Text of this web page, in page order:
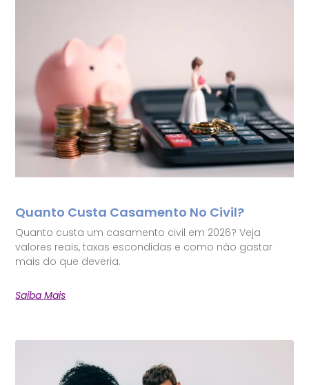
Quanto Custa Casamento No Civil?
Quanto custa um casamento civil em 2026? Veja
valores reais, taxas escondidas e como não gastar
mais do que deveria.
Saiba Mais